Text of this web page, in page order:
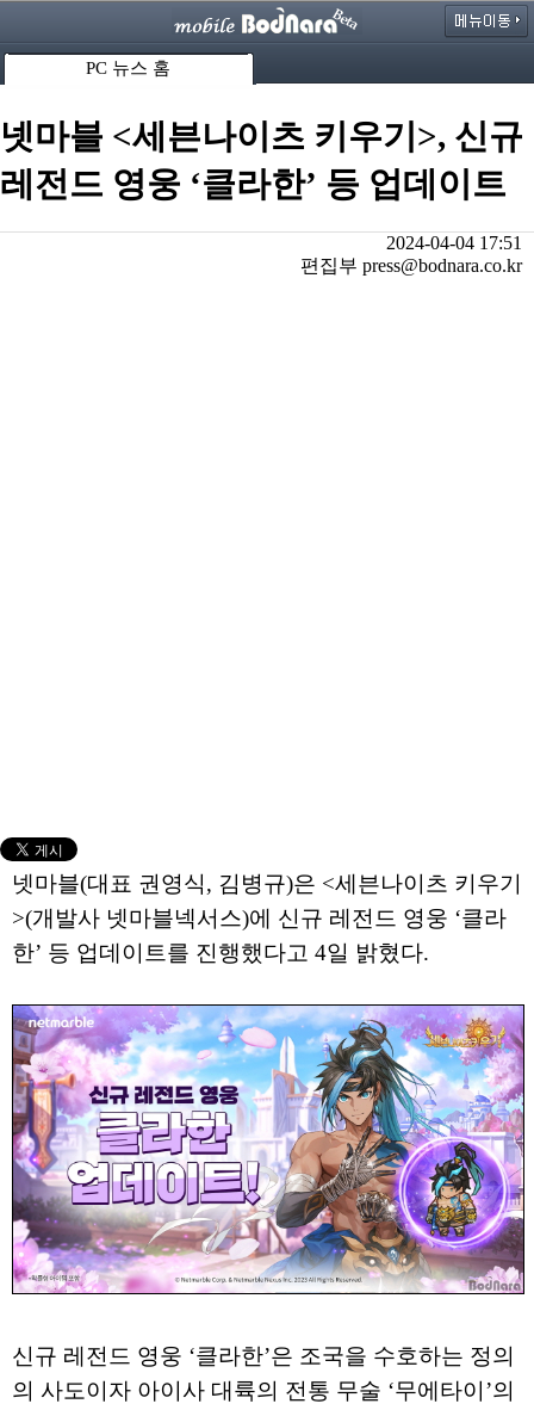
PC 뉴스 홈
넷마블 <세븐나이츠 키우기>, 신규
레전드 영웅 ‘클라한’ 등 업데이트
2024-04-04 17:51
편집부 press@bodnara.co.kr
넷마블(대표 권영식, 김병규)은 <세븐나이츠 키우기
>(개발사 넷마블넥서스)에 신규 레전드 영웅 ‘클라
한’ 등 업데이트를 진행했다고 4일 밝혔다.
신규 레전드 영웅 ‘클라한’은 조국을 수호하는 정의
의 사도이자 아이사 대륙의 전통 무술 ‘무에타이’의